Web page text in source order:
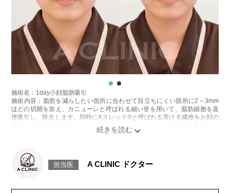
施術名：1day小顔脂肪吸引
施術内容：脂肪を減らしたい箇所に合わせて目立ちにくい箇所に2～3mm
ほどの切開を加え、カニューレと呼ばれる細い管を用いて、脂肪細胞を直
接吸引し、除去します。同時にAスレッド®と呼ばれる溶ける繊維をお顔の
目立たない部分から皮下へ挿入し、皮膚を内側から引き上げて固定しま
感などが術後一時的に生じることがございます。また、稀に貧血、細菌感
染症、左右差、施術箇所の知覚鈍麻、ぼこつき、硬結、瘢痕化、色素沈
顔の脂肪吸引箇所の追加 1ヶ所ごと+162,800円(税込)
担当医 A CLINIC ドクター